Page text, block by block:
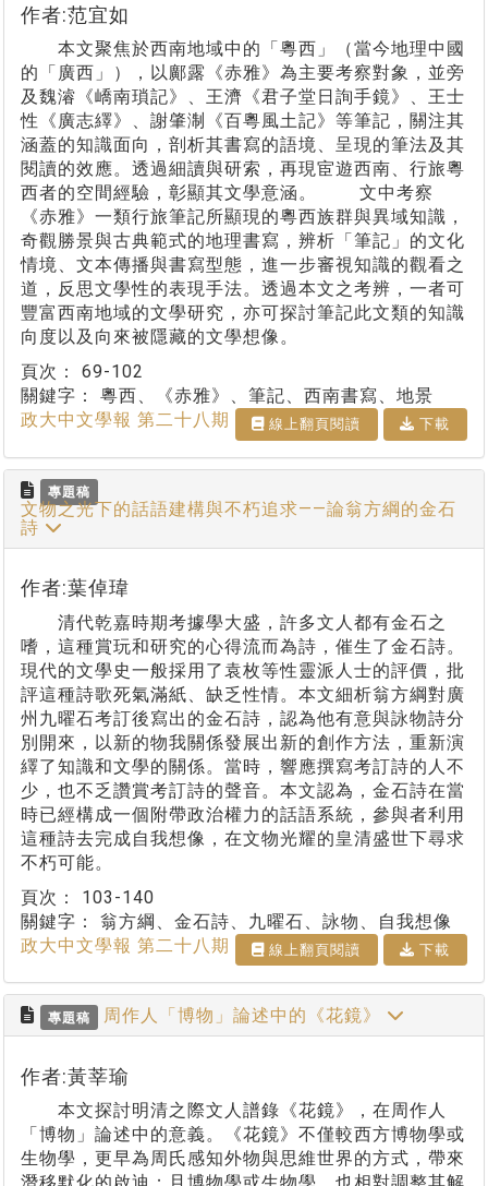
作者:范宜如
本文聚焦於西南地域中的「粵西」（當今地理中國
的「廣西」），以鄺露《赤雅》為主要考察對象，並旁
及魏濬《嶠南瑣記》、王濟《君子堂日詢手鏡》、王士
性《廣志繹》、謝肇淛《百粵風土記》等筆記，關注其
涵蓋的知識面向，剖析其書寫的語境、呈現的筆法及其
閱讀的效應。透過細讀與研索，再現宦遊西南、行旅粵
西者的空間經驗，彰顯其文學意涵。 文中考察
《赤雅》一類行旅筆記所顯現的粵西族群與異域知識，
奇觀勝景與古典範式的地理書寫，辨析「筆記」的文化
情境、文本傳播與書寫型態，進一步審視知識的觀看之
道，反思文學性的表現手法。透過本文之考辨，一者可
豐富西南地域的文學研究，亦可探討筆記此文類的知識
向度以及向來被隱藏的文學想像。
頁次： 69-102
關鍵字： 粵西、《赤雅》、筆記、西南書寫、地景
政大中文學報 第二十八期
線上翻⾴閱讀 下載
專題稿
文物之光下的話語建構與不朽追求——論翁方綱的金石
詩
作者:葉倬瑋
清代乾嘉時期考據學大盛，許多文人都有金石之
嗜，這種賞玩和研究的心得流而為詩，催生了金石詩。
現代的文學史一般採用了袁枚等性靈派人士的評價，批
評這種詩歌死氣滿紙、缺乏性情。本文細析翁方綱對廣
州九曜石考訂後寫出的金石詩，認為他有意與詠物詩分
別開來，以新的物我關係發展出新的創作方法，重新演
繹了知識和文學的關係。當時，響應撰寫考訂詩的人不
少，也不乏讚賞考訂詩的聲音。本文認為，金石詩在當
時已經構成一個附帶政治權力的話語系統，參與者利用
這種詩去完成自我想像，在文物光耀的皇清盛世下尋求
不朽可能。
頁次： 103-140
關鍵字： 翁方綱、金石詩、九曜石、詠物、自我想像
政大中文學報 第二十八期
線上翻⾴閱讀 下載
專題稿 周作人「博物」論述中的《花鏡》
作者:黃莘瑜
本文探討明清之際文人譜錄《花鏡》，在周作人
「博物」論述中的意義。《花鏡》不僅較西方博物學或
生物學，更早為周氏感知外物與思維世界的方式，帶來